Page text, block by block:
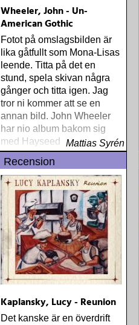
Wheeler, John - Un-
American Gothic
Fotot på omslagsbilden är
lika gåtfullt som Mona-Lisas
leende. Titta på det en
stund, spela skivan några
gånger och titta igen. Jag
tror ni kommer att se en
annan bild. John Wheeler
har nio album bakom sig
med Hayseed DixieMattias Syrén
Recension
Kaplansky, Lucy - Reunion
Det kanske är en överdrift